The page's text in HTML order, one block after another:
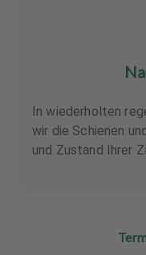
In wiederholten
wir die Schienen
und Zustand Ihrer